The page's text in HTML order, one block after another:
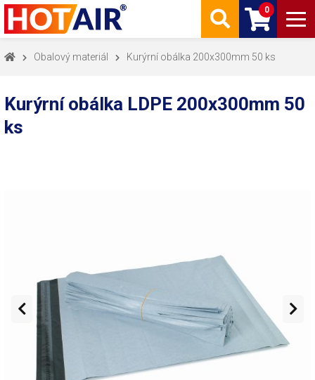
0
Obalový materiál Kurýrní obálka 200x300mm 50 ks
Kurýrní obálka LDPE 200x300mm 50
ks